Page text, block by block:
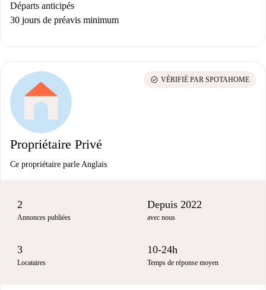
Départs anticipés
30 jours de préavis minimum
Propriétaire Privé
Ce propriétaire parle Anglais
check_circle VÉRIFIÉ PAR SPOTAHOME
2
Annonces publiées
Depuis 2022
avec nous
3
Locataires
10-24h
Temps de réponse moyen